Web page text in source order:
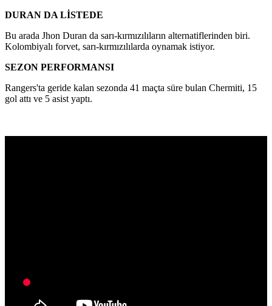
DURAN DA LİSTEDE
Bu arada Jhon Duran da sarı-kırmızılıların alternatiflerinden biri.
Kolombiyalı forvet, sarı-kırmızılılarda oynamak istiyor.
SEZON PERFORMANSI
Rangers'ta geride kalan sezonda 41 maçta süre bulan Chermiti, 15
gol attı ve 5 asist yaptı.